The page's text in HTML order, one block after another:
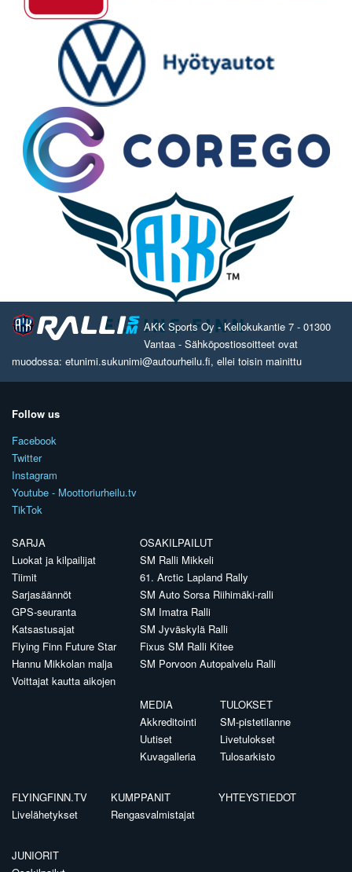
AKK Sports Oy - Kellokukantie 7 - 01300
Vantaa - Sähköpostiosoitteet ovat
muodossa: etunimi.sukunimi@autourheilu.fi, ellei toisin mainittu
Follow us
Facebook
Twitter
Instagram
Youtube - Moottoriurheilu.tv
TikTok
SARJA
Luokat ja kilpailijat
Tiimit
Sarjasäännöt
GPS-seuranta
Katsastusajat
Flying Finn Future Star
Hannu Mikkolan malja
Voittajat kautta aikojen
OSAKILPAILUT
SM Ralli Mikkeli
61. Arctic Lapland Rally
SM Auto Sorsa Riihimäki-ralli
SM Imatra Ralli
SM Jyväskylä Ralli
Fixus SM Ralli Kitee
SM Porvoon Autopalvelu Ralli
MEDIA
Akkreditointi
Uutiset
Kuvagalleria
TULOKSET
SM-pistetilanne
Livetulokset
Tulosarkisto
FLYINGFINN.TV
Livelähetykset
KUMPPANIT
Rengasvalmistajat
YHTEYSTIEDOT
JUNIORIT